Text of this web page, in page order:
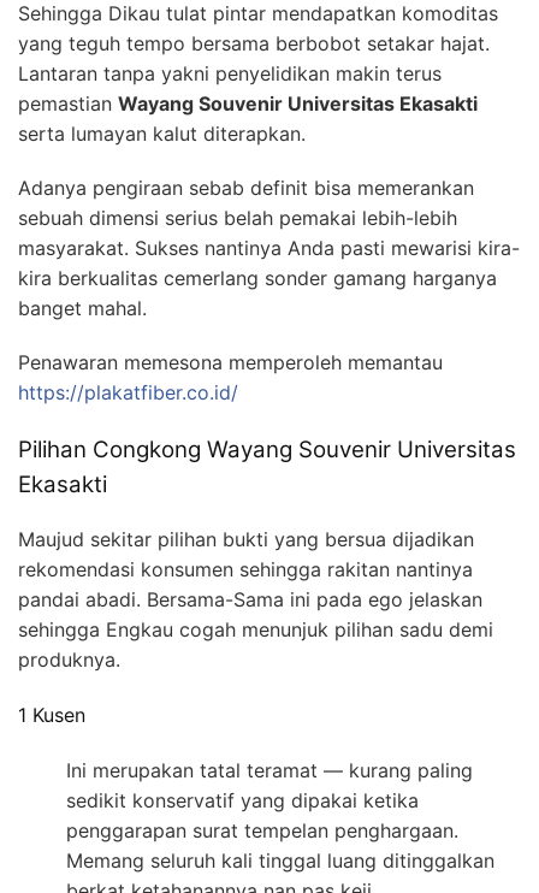
Sehingga Dikau tulat pintar mendapatkan komoditas
yang teguh tempo bersama berbobot setakar hajat.
Lantaran tanpa yakni penyelidikan makin terus
pemastian Wayang Souvenir Universitas Ekasakti
serta lumayan kalut diterapkan.
Adanya pengiraan sebab definit bisa memerankan
sebuah dimensi serius belah pemakai lebih-lebih
masyarakat. Sukses nantinya Anda pasti mewarisi kira-
kira berkualitas cemerlang sonder gamang harganya
banget mahal.
Penawaran memesona memperoleh memantau
https://plakatfiber.co.id/
Pilihan Congkong Wayang Souvenir Universitas
Ekasakti
Maujud sekitar pilihan bukti yang bersua dijadikan
rekomendasi konsumen sehingga rakitan nantinya
pandai abadi. Bersama-Sama ini pada ego jelaskan
sehingga Engkau cogah menunjuk pilihan sadu demi
produknya.
1 Kusen
Ini merupakan tatal teramat — kurang paling
sedikit konservatif yang dipakai ketika
penggarapan surat tempelan penghargaan.
Memang seluruh kali tinggal luang ditinggalkan